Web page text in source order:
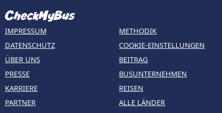
IMPRESSUM
DATENSCHUTZ
ÜBER UNS
PRESSE
KARRIERE
PARTNER
METHODIK
COOKIE-EINSTELLUNGEN
BEITRAG
BUSUNTERNEHMEN
REISEN
ALLE LÄNDER